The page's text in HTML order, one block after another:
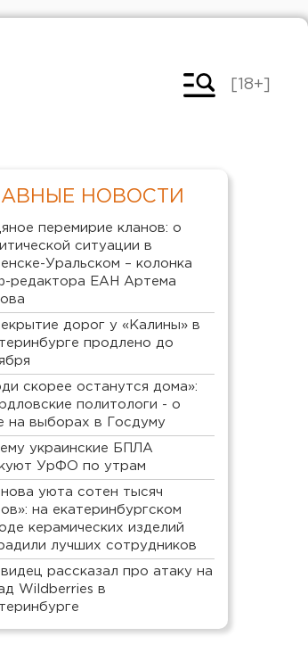
[18+]
НОВОСТИ
перемирие кланов: о
ситуации в
Уральском – колонка
редактора ЕАН Артема
дорог у «Калины» в
продлено до
скорее останутся дома»:
политологи - о
на выборах в Госдуму
украинские БПЛА
УрФО по утрам
уюта сотен тысяч
на екатеринбургском
керамических изделий
лучших сотрудников
рассказал про атаку на
Wildberries в